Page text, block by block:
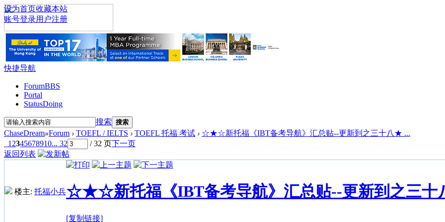
设为首页收藏本站
账号登录用户注册
快捷导航
ForumBBS
Portal
StatusDoing
搜索 搜索
ChaseDream»Forum › TOEFL / IELTS › TOEFL 托福 考试 › ☆★☆新托福《IBT备考导航》汇总贴--更新到之三十八★ ...
1 2345678910... 32 / 32 页下一页
返回列表
楼主: 托福小兵☆★☆新托福《IBT备考导航》汇总贴--更新到之三
[复制链接]